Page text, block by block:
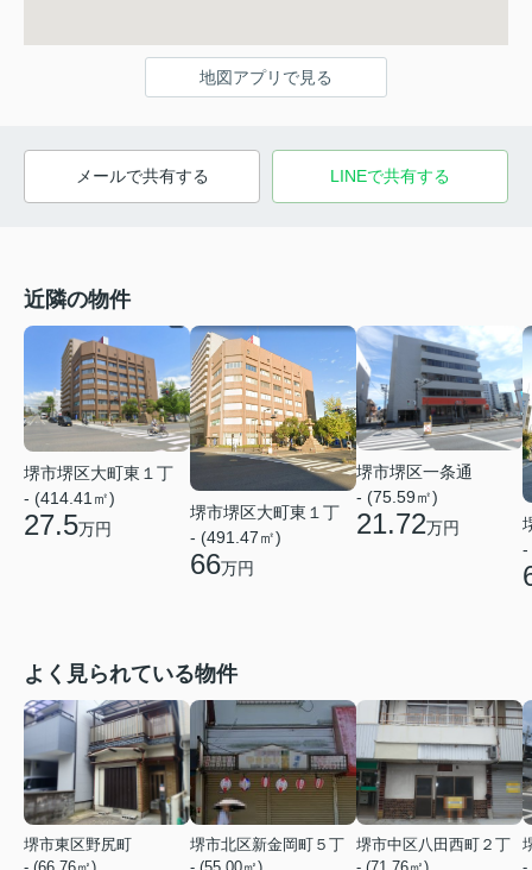
地図アプリで見る
メールで共有する LINEで共有する
近隣の物件
堺市堺区大町東１丁
- (414.41㎡)
27.5万円
堺市堺区大町東１丁
- (491.47㎡)
66万円
堺市堺区一条通
- (75.59㎡)
21.72万円
-
よく見られている物件
堺市東区野尻町
堺市北区新金岡町５丁
堺市中区八田西町２丁